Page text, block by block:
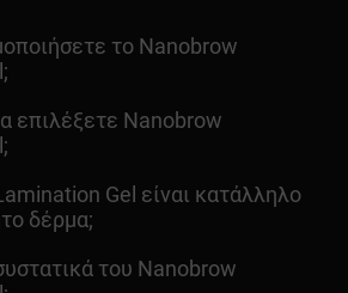
το Nanobrow
επιλέξετε Nanobrow
Gel είναι κατάλληλο
δέρμα;
του Nanobrow